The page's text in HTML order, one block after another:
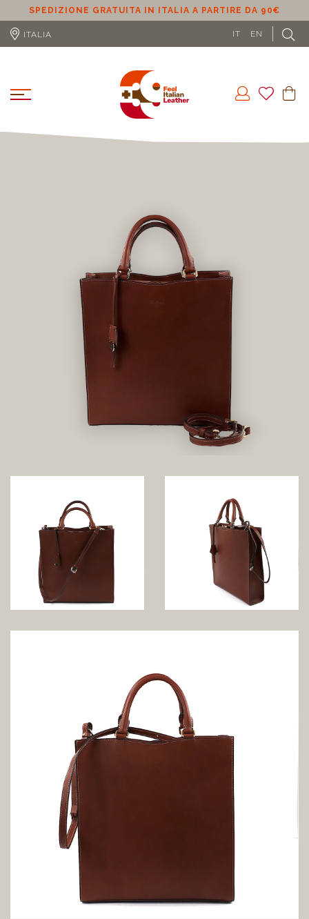
SPEDIZIONE GRATUITA IN ITALIA A PARTIRE DA 90€
ITALIA IT EN